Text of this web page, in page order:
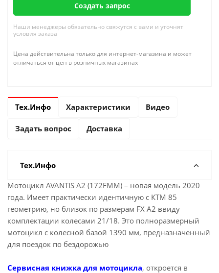
Создать запрос
Наши менеджеры обязательно свяжутся с вами и уточнят
условия заказа
Цена действительна только для интернет-магазина и может
отличаться от цен в розничных магазинах
Тех.Инфо Характеристики Видео
Задать вопрос Доставка
Тех.Инфо
Мотоцикл AVANTIS A2 (172FMM) – новая модель 2020
года. Имеет практически идентичную с КТМ 85
геометрию, но близок по размерам FX A2 ввиду
комплектации колесами 21/18. Это полноразмерный
мотоцикл с колесной базой 1390 мм, предназначенный
для поездок по бездорожью
Сервисная книжка для мотоцикла, откроется в